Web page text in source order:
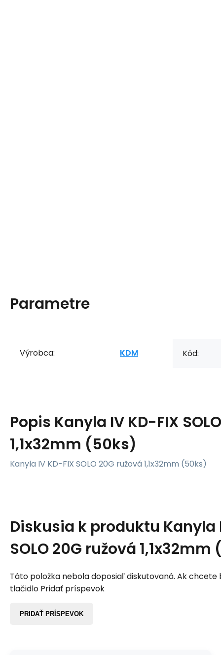
Parametre
Výrobca: KDM Kód:
Popis Kanyla IV KD-FIX
1,1x32mm (50ks)
Kanyla IV KD-FIX SOLO 20G ružová 1,1x32mm (50ks)
Diskusia k produktu Kanyla
SOLO 20G ružová
Táto položka nebola doposiaľ diskutovaná. Ak chcete
tlačidlo Pridať príspevok
PRIDAŤ PRÍSPEVOK